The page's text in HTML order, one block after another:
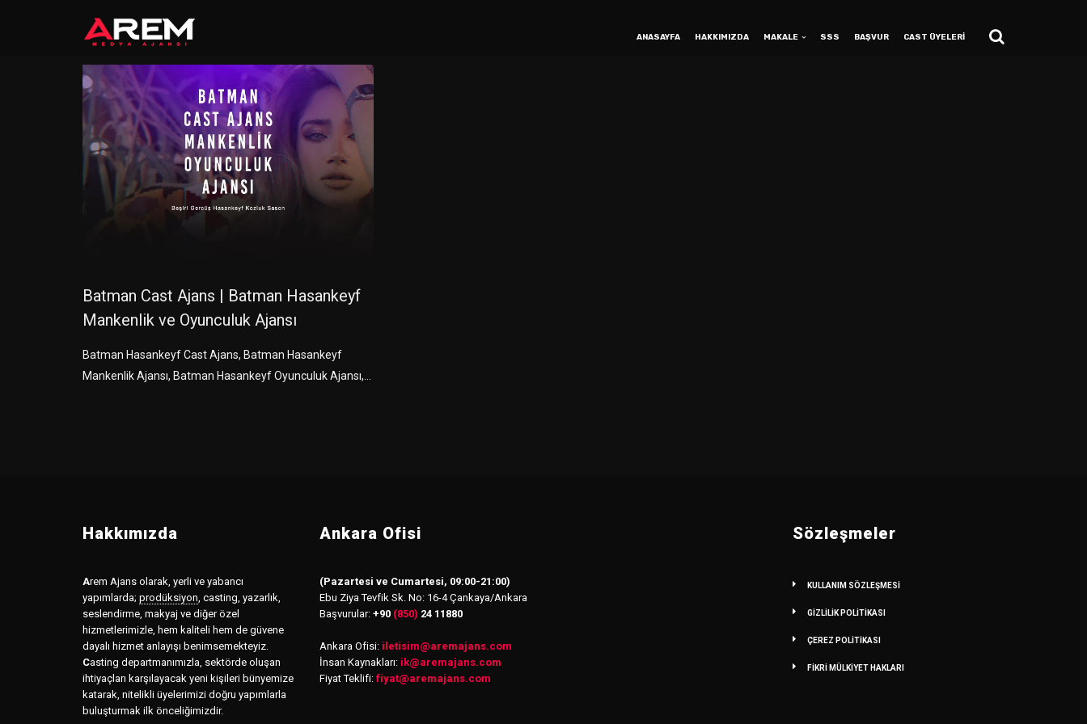
ANASAYFA HAKKIMIZDA MAKALE SSS BAŞVUR CAST ÜYELERİ
Batman Cast Ajans | Batman Hasankeyf
Mankenlik ve Oyunculuk Ajansı
Batman Hasankeyf Cast Ajans, Batman Hasankeyf
Mankenlik Ajansı, Batman Hasankeyf Oyunculuk Ajansı,...
Hakkımızda
Arem Ajans olarak, yerli ve yabancı
yapımlarda; prodüksiyon casting, yazarlık,
seslendirme, makyaj ve diğer özel
hizmetlerimizle, hem kaliteli hem de güvene
dayalı hizmet anlayışı benimsemekteyiz.
Casting departmanımızla, sektörde oluşan
ihtiyaçları karşılayacak yeni kişileri bünyemize
katarak, nitelikli üyelerimizi doğru yapımlarla
buluşturmak ilk önceliğimizdir.
Ankara Ofisi
(Pazartesi ve Cumartesi, 09:00-21:00)
Ebu Ziya Tevfik Sk. No: 16-4 Çankaya/Ankara
Başvurular: +90 (850) 24 11880
Ankara Ofisi: iletisim@aremajans.com
İnsan Kaynakları: ik@aremajans.com
Fiyat Teklifi: fiyat@aremajans.com
Sözleşmeler
KULLANIM SÖZLEŞMESİ
GİZLİLİK POLİTİKASI
ÇEREZ POLİTİKASI
FİKRİ MÜLKİYET HAKLARI